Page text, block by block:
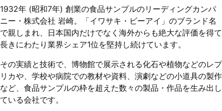
1932年 (昭和7年) 創業の食品サンプルのリーディングカンパ
ニー・株式会社 岩崎。「イワサキ・ビーアイ」のブランド名
で親しまれ、日本国内だけでなく海外からも絶大な評価を得て
長きにわたり業界シェア1位を堅持し続けています。
その実績と技術で、博物館で展示される化石や植物などのレプ
リカや、学校や病院での教材や資料、演劇などの小道具の製作
など、食品サンプルの枠を超えた数々の製品・作品を生み出し
ている会社です。